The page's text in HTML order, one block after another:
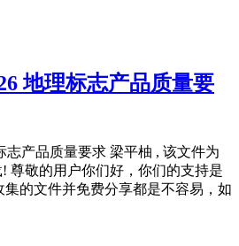
地理标志产品质量要
志产品质量要求 梁平柚 , 该文件为
尊敬的用户你们好，你们的支持是
的文件并免费分享都是不容易，如